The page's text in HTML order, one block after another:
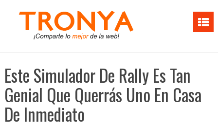
Este Simulador De Rally Es Tan
Genial Que Querrás Uno En Casa
De Inmediato